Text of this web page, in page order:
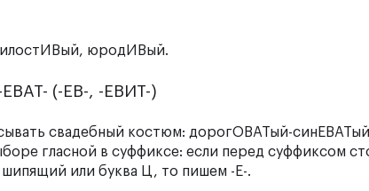
юродИВый.
(-ЕВ-, -ЕВИТ-)
свадебный костюм: дорогОВАТый-
гласной в суффиксе: если перед суффиксом
или буква Ц, то пишем -Е-.